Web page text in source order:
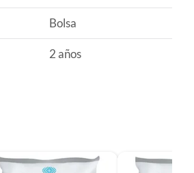
Bolsa
2 años